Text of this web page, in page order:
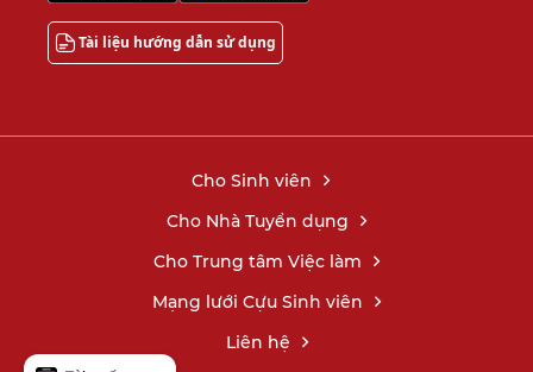
Tài liệu hướng dẫn sử dụng
Cho Sinh viên
Cho Nhà Tuyển dụng
Cho Trung tâm Việc làm
Mạng lưới Cựu Sinh viên
Liên hệ